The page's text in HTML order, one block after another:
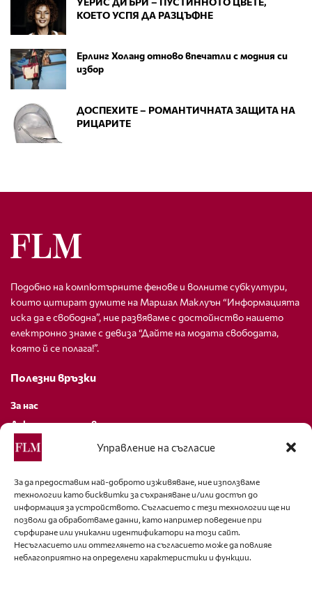
Управление на съгласие
За да предоставим най-доброто изживяване, ние използваме
технологии като бисквитки за съхраняване и/или достъп до
информация за устройството. Съгласието с тези технологии ще ни
позволи да обработваме данни, като например поведение при
сърфиране или уникални идентификатори на този сайт.
Несъгласието или оттеглянето на съгласието може да повлияе
неблагоприятно на определени характеристики и функции.
КОЕТО УСПЯ ДА РАЗЦЪФНЕ
Ерлинг Холанд отново впечатли с модния си
избор
ДОСПЕХИТЕ – РОМАНТИЧНАТА ЗАЩИТА НА
РИЦАРИТЕ
Подобно на компютърните фенове и волните субкултури,
които цитират думите на Маршал Маклуън “Информацията
иска да е свободна”, ние развяваме с достойнство нашето
електронно знаме с девиза “Дайте на модата свободата,
която й се полага!”.
Полезни връзки
За нас
Декларация за поверителност
Политика за бисквитки
За контакти
editor@fashion-lifestyle.net
+359 88 227 33 47
Последвайте ни